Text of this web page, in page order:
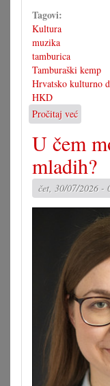
Tagovi:
Kultura
muzika
tamburica
Tamburaški kemp
Hrvatsko kulturno
HKD
Pročitaj već
3.
kemp
s
u
Pagu
U čem
mladih?
čet, 30/07/2026 -